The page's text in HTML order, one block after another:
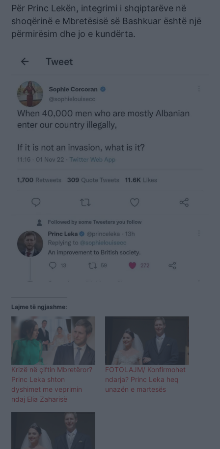
Për Princ Lekën, integrimi i shqiptarëve në
shoqërinë e Mbretësisë së Bashkuar është një
përmirësim dhe jo e kundërta.
Lajme të ngjashme:
Krizë në çiftin Mbretëror?
Princ Leka shton
dyshimet me veprimin
ndaj Elia Zaharisë
FOTOLAJM/ Konfirmohet
ndarja? Princ Leka heq
unazën e martesës